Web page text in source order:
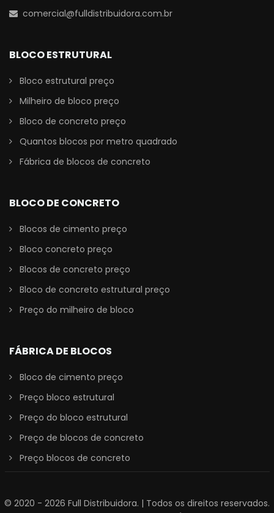
comercial@fulldistribuidora.com.br
BLOCO ESTRUTURAL
Bloco estrutural preço
Milheiro de bloco preço
Bloco de concreto preço
Quantos blocos por metro quadrado
Fábrica de blocos de concreto
BLOCO DE CONCRETO
Blocos de cimento preço
Bloco concreto preço
Blocos de concreto preço
Bloco de concreto estrutural preço
Preço do milheiro de bloco
FÁBRICA DE BLOCOS
Bloco de cimento preço
Preço bloco estrutural
Preço do bloco estrutural
Preço de blocos de concreto
Preço blocos de concreto
© 2020 - 2026 Full Distribuidora. | Todos os direitos reservados.